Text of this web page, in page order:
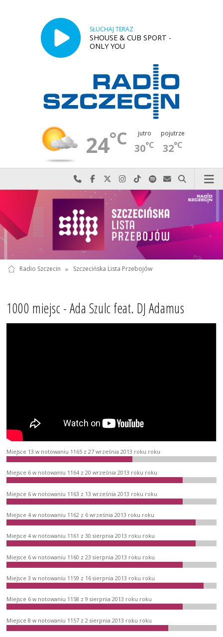
SŁUCHAJ TERAZ
SHOUSE & CUB SPORT -
ONLY YOU
24°C jutro
30°C
pojutrze
32°C
Najlepiej po prostu do nas zadzwoń
Odwiedź nas na Facebook-u
Odwiedź nas na X
Odwiedź nas na Instagram-ie
Odwiedź nas na TikTok-u
Szukaj nas na Spotify
Wyślij do nas
Szukaj
Radio Szczecin » Szczecińska Lista Przebojów
1000 miejsc - Ada Szulc feat. DJ Adamus
Miejsce 13 w notowaniu 1165 z 27 września 2013 roku roku
Miejsce 6 w notowaniu 1164 z 20 września 2013 roku roku
Miejsce 6 w notowaniu 1163 z 13 września 2013 roku roku
Miejsce 4 w notowaniu 1162 z 6 września 2013 roku roku
Miejsce 4 w notowaniu 1161 z 30 sierpnia 2013 roku roku
Miejsce 6 w notowaniu 1160 z 23 sierpnia 2013 roku roku
Miejsce 3 w notowaniu 1159 z 16 sierpnia 2013 roku roku
Miejsce 6 w notowaniu 1158 z 9 sierpnia 2013 roku roku
Miejsce 8 w notowaniu 1157 z 2 sierpnia 2013 roku roku